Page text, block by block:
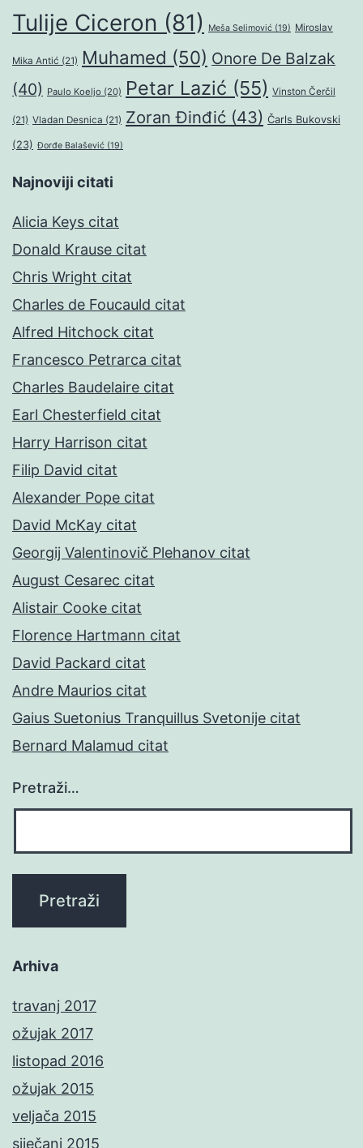
Tulije Ciceron (81) Meša Selimović (19) Miroslav
Mika Antić (21) Muhamed (50) Onore De Balzak
(40) Paulo Koeljo (20) Petar Lazić (55) Vinston Čerčil
(21) Vladan Desnica (21) Zoran Đinđić (43) Čarls Bukovski
(23) Đorđe Balašević (19)
Najnoviji citati
Alicia Keys citat
Donald Krause citat
Chris Wright citat
Charles de Foucauld citat
Alfred Hitchock citat
Francesco Petrarca citat
Charles Baudelaire citat
Earl Chesterfield citat
Harry Harrison citat
Filip David citat
Alexander Pope citat
David McKay citat
Georgij Valentinovič Plehanov citat
August Cesarec citat
Alistair Cooke citat
Florence Hartmann citat
David Packard citat
Andre Maurios citat
Gaius Suetonius Tranquillus Svetonije citat
Bernard Malamud citat
Pretraži…
Arhiva
travanj 2017
ožujak 2017
listopad 2016
ožujak 2015
veljača 2015
siječanj 2015